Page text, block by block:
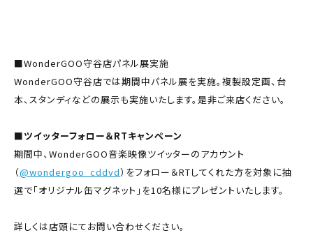
■WonderGOO守谷店パネル展実施
WonderGOO守谷店では期間中パネル展を実施。複製設定画、台
本、スタンディなどの展示も実施いたします。是非ご来店ください。
■ツイッターフォロー＆RTキャンペーン
期間中、WonderGOO音楽映像ツイッターのアカウント
（@wondergoo_cddvd）をフォロー＆RTしてくれた方を対象に抽
選で「オリジナル缶マグネット」を10名様にプレゼントいたします。
詳しくは店頭にてお問い合わせください。